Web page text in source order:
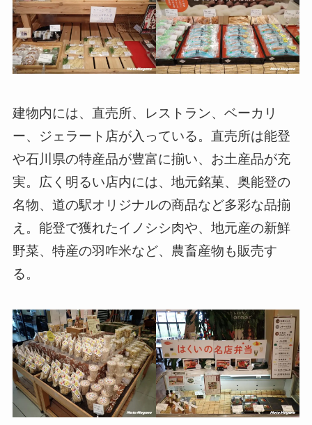
建物内には、直売所、レストラン、ベーカリ
ー、ジェラート店が入っている。直売所は能登
や石川県の特産品が豊富に揃い、お土産品が充
実。広く明るい店内には、地元銘菓、奥能登の
名物、道の駅オリジナルの商品など多彩な品揃
え。能登で獲れたイノシシ肉や、地元産の新鮮
野菜、特産の羽咋米など、農畜産物も販売す
る。